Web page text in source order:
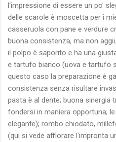
l'impressione di essere un po'
delle scarole è moscetta per i
casseruola con pane e verdure
buona consistenza, ma non
il polpo è saporito e ha una
e tartufo bianco (uova e tartufo
questo caso la preparazione è
consistenza senza risultare
pasta è al dente; buona sinergia
fondersi in maniera opportuna;
elegante); rombo chiodato,
(qui si vede affiorare l'impronta